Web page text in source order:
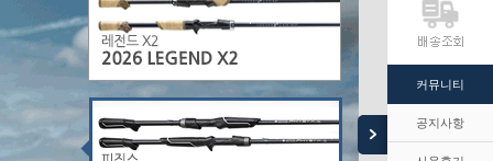
커뮤니티
공지사항